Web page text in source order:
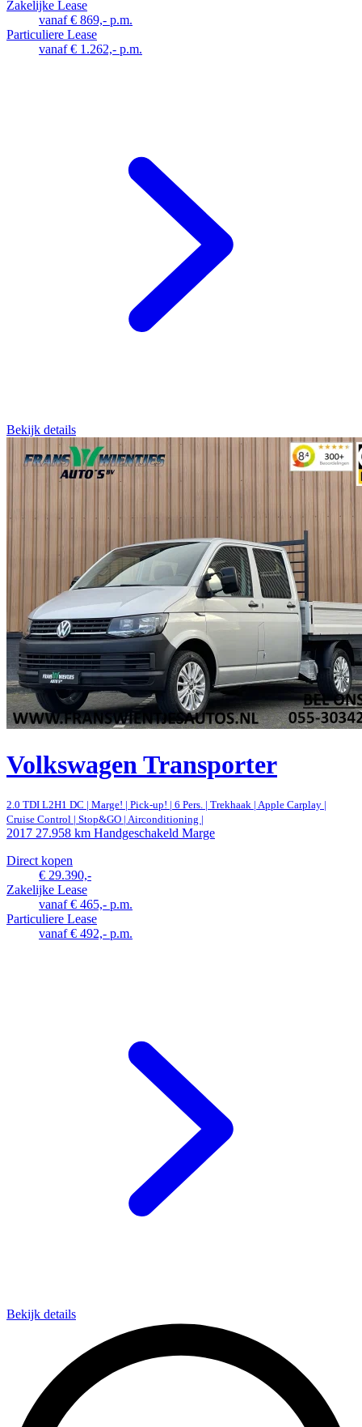
Zakelijke Lease
vanaf € 869,- p.m.
Particuliere Lease
vanaf € 1.262,- p.m.
Bekijk details
Volkswagen Transporter
2.0 TDI L2H1 DC | Marge! | Pick-up! | 6 Pers. | Trekhaak | Apple Carplay |
Cruise Control | Stop&GO | Airconditioning |
2017 27.958 km Handgeschakeld Marge
Direct kopen
€ 29.390,-
Zakelijke Lease
vanaf € 465,- p.m.
Particuliere Lease
vanaf € 492,- p.m.
Bekijk details